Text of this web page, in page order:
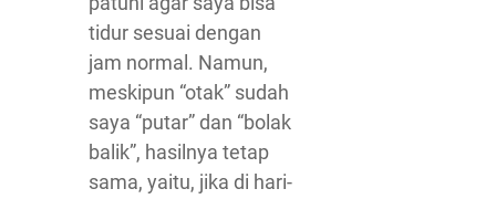
tidur sesuai dengan
jam normal. Namun,
meskipun “otak” sudah
saya “putar” dan “bolak
balik”, hasilnya tetap
sama, yaitu, jika di hari-